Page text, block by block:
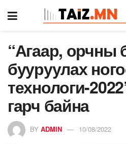
“Агаар, орчны
бууруулах
технологи-
гарч байна
BY ADMIN 10/08/2022